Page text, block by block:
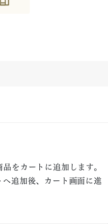
をカートに追加します。
追加後、カート画面に進